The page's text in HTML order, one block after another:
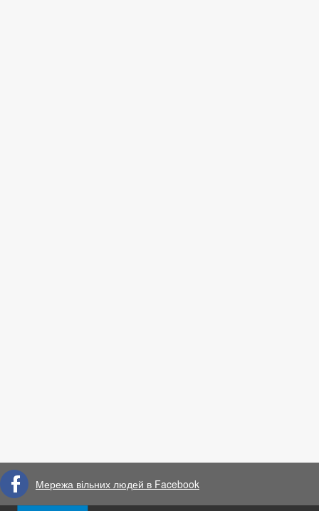
Мережа вільних людей в Facebook